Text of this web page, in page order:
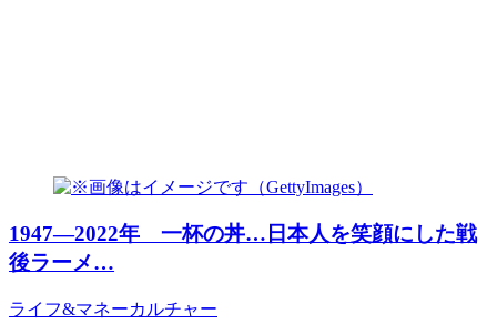
1947―2022年 一杯の丼…日本人を笑顔にした戦
後ラーメ…
ライフ&マネーカルチャー